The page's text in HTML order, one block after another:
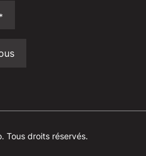
Tous droits réservés.